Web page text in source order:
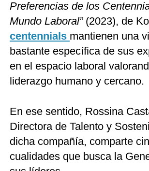
Preferencias de los
Mundo Laboral” (2023), de
centennials mantienen una
bastante específica de sus
en el espacio laboral
liderazgo humano y cercano.
En ese sentido, Rossina
Directora de Talento y
dicha compañía, comparte
cualidades que busca la